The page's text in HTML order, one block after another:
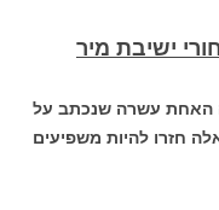
ישיבת מיר
האחת עשרה שנכתב על
חזרו להיות משפיעים